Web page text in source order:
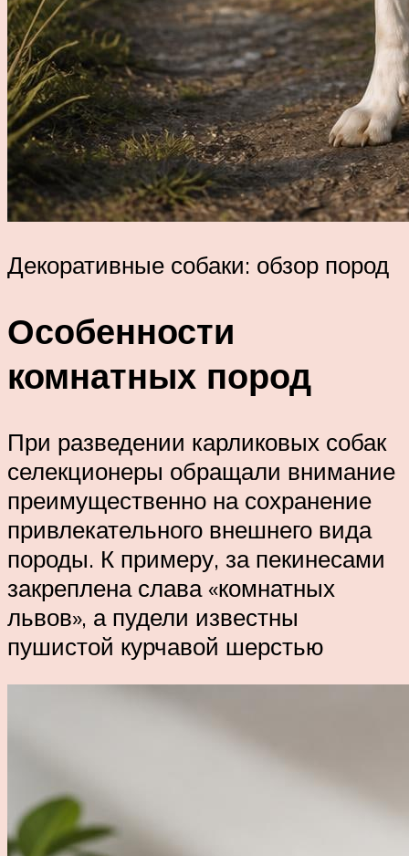
Декоративные собаки: обзор пород
Особенности
комнатных пород
При разведении карликовых собак
селекционеры обращали внимание
преимущественно на сохранение
привлекательного внешнего вида
породы. К примеру, за пекинесами
закреплена слава «комнатных
львов», а пудели известны
пушистой курчавой шерстью